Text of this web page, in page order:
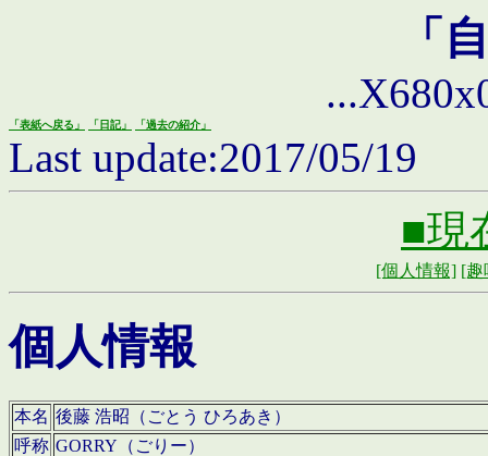
「
「表紙へ戻る」 「日記」 「過去の紹介」
Last update:2017/05/19
■現
[個人情報] [趣
個人情報
本名 後藤 浩昭（ごとう ひろあき）
呼称 GORRY（ごりー）